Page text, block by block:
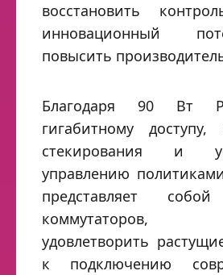
восстановить
инновационный
повысить
Благодаря 90 Вт
гигабитному доступу,
стекирования и
управлению
представляет
коммутаторов,
удовлетворить
к подключению